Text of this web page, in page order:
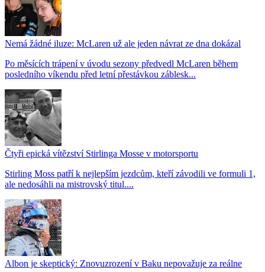
Nemá žádné iluze: McLaren už ale jeden návrat ze dna dokázal
Po měsících trápení v úvodu sezony předvedl McLaren během
posledního víkendu před letní přestávkou záblesk...
Čtyři epická vítězství Stirlinga Mosse v motorsportu
Stirling Moss patří k nejlepším jezdcům, kteří závodili ve formuli 1,
ale nedosáhli na mistrovský titul....
Albon je skeptický: Znovuzrození v Baku nepovažuje za reálne